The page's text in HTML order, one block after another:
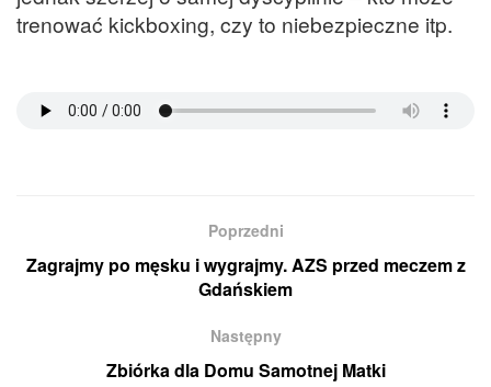
trenować kickboxing, czy to niebezpieczne itp.
Poprzedni
Zagrajmy po męsku i wygrajmy. AZS przed meczem z
Gdańskiem
Następny
Zbiórka dla Domu Samotnej Matki